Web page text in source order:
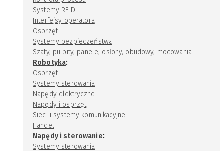
Systemy RFID
Interfejsy operatora
Osprzęt
Systemy bezpieczeństwa
Szafy, pulpity, panele, osłony, obudowy, mocowania
Robotyka:
Osprzęt
Systemy sterowania
Napędy elektryczne
Napędy i osprzęt
Sieci i systemy komunikacyjne
Handel
Napędy i sterowanie:
Systemy sterowania